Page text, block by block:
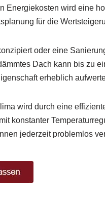
Energiekosten wird eine
für die
oder eine
Dach kann bis zu
erheblich
wird durch eine
konstanter
jederzeit problemlos